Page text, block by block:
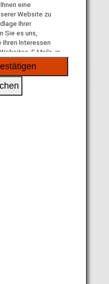
Class-Sitzplätze
Economy-Sitzplätze
Class-Sitzplätze
eine
Website zu
Ihrer
Sie es uns,
Interessen
E-Mails, in
anzubieten.